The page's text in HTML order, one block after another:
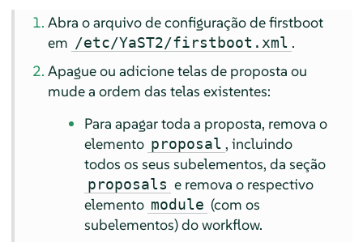
Abra o arquivo de configuração de firstboot
em /etc/YaST2/firstboot.xml .
Apague ou adicione telas de proposta ou
mude a ordem das telas existentes:
Para apagar toda a proposta, remova o
elemento proposal , incluindo
todos os seus subelementos, da seção
proposals e remova o respectivo
elemento module (com os
subelementos) do workflow.